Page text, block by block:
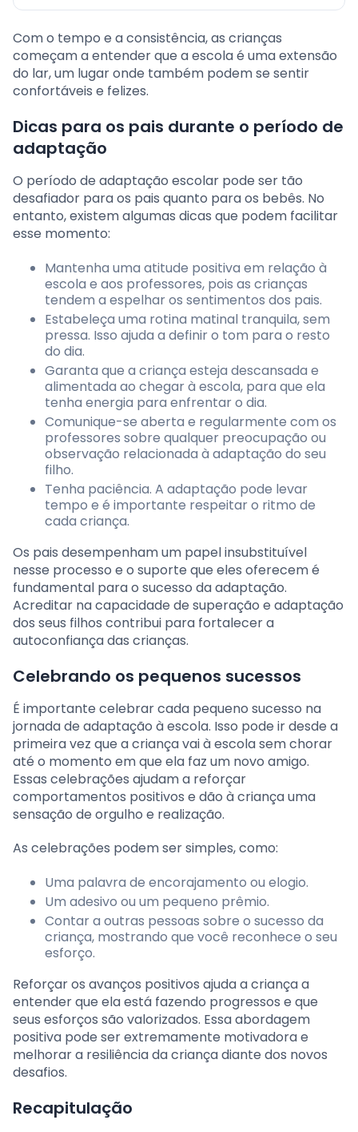
Com o tempo e a consistência, as crianças
começam a entender que a escola é uma extensão
do lar, um lugar onde também podem se sentir
confortáveis e felizes.
Dicas para os pais durante o período de
adaptação
O período de adaptação escolar pode ser tão
desafiador para os pais quanto para os bebês. No
entanto, existem algumas dicas que podem facilitar
esse momento:
Mantenha uma atitude positiva em relação à
escola e aos professores, pois as crianças
tendem a espelhar os sentimentos dos pais.
Estabeleça uma rotina matinal tranquila, sem
pressa. Isso ajuda a definir o tom para o resto
do dia.
Garanta que a criança esteja descansada e
alimentada ao chegar à escola, para que ela
tenha energia para enfrentar o dia.
Comunique-se aberta e regularmente com os
professores sobre qualquer preocupação ou
observação relacionada à adaptação do seu
filho.
Tenha paciência. A adaptação pode levar
tempo e é importante respeitar o ritmo de
cada criança.
Os pais desempenham um papel insubstituível
nesse processo e o suporte que eles oferecem é
fundamental para o sucesso da adaptação.
Acreditar na capacidade de superação e adaptação
dos seus filhos contribui para fortalecer a
autoconfiança das crianças.
Celebrando os pequenos sucessos
É importante celebrar cada pequeno sucesso na
jornada de adaptação à escola. Isso pode ir desde a
primeira vez que a criança vai à escola sem chorar
até o momento em que ela faz um novo amigo.
Essas celebrações ajudam a reforçar
comportamentos positivos e dão à criança uma
sensação de orgulho e realização.
As celebrações podem ser simples, como:
Uma palavra de encorajamento ou elogio.
Um adesivo ou um pequeno prêmio.
Contar a outras pessoas sobre o sucesso da
criança, mostrando que você reconhece o seu
esforço.
Reforçar os avanços positivos ajuda a criança a
entender que ela está fazendo progressos e que
seus esforços são valorizados. Essa abordagem
positiva pode ser extremamente motivadora e
melhorar a resiliência da criança diante dos novos
desafios.
Recapitulação